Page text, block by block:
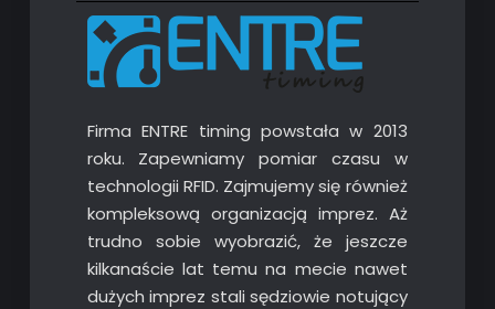
Firma ENTRE timing powstała w 2013
roku. Zapewniamy pomiar czasu w
technologii RFID. Zajmujemy się również
kompleksową organizacją imprez. Aż
trudno sobie wyobrazić, że jeszcze
kilkanaście lat temu na mecie nawet
dużych imprez stali sędziowie notujący